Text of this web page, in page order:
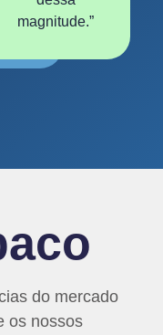
magnitude.”
03.
do mercado
os nossos